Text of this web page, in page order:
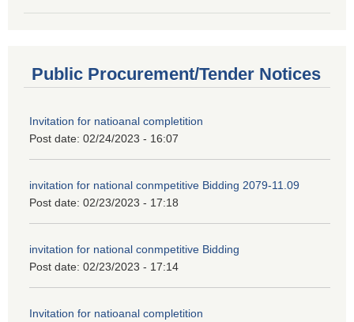
Public Procurement/Tender Notices
Invitation for natioanal completition
Post date: 02/24/2023 - 16:07
invitation for national conmpetitive Bidding 2079-11.09
Post date: 02/23/2023 - 17:18
invitation for national conmpetitive Bidding
Post date: 02/23/2023 - 17:14
Invitation for natioanal completition